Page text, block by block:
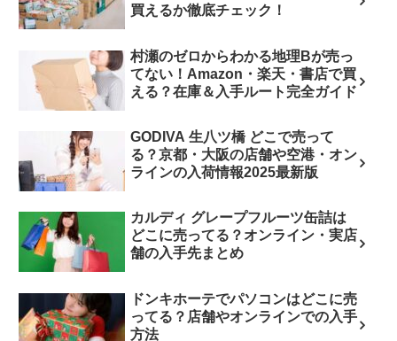
買えるか徹底チェック！
村瀬のゼロからわかる地理Bが売っ
てない！Amazon・楽天・書店で買
える？在庫＆入手ルート完全ガイド
GODIVA 生八ツ橋 どこで売って
る？京都・大阪の店舗や空港・オン
ラインの入荷情報2025最新版
カルディ グレープフルーツ缶詰は
どこに売ってる？オンライン・実店
舗の入手先まとめ
ドンキホーテでパソコンはどこに売
ってる？店舗やオンラインでの入手
方法